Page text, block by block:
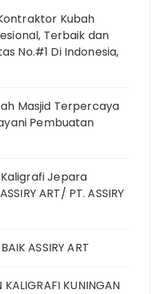
Kubah
Terbaik dan
No.#1 Di Indonesia,
Masjid Terpercaya
Pembuatan
Jepara
ART/ PT. ASSIRY
ASSIRY ART
KUNINGAN